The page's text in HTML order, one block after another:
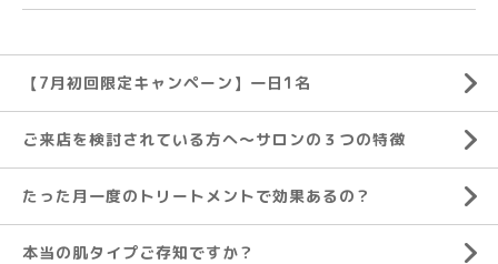
【7月初回限定キャンペーン】一日1名
ご来店を検討されている方へ～サロンの３つの特徴
たった月一度のトリートメントで効果あるの？
本当の肌タイプご存知ですか？